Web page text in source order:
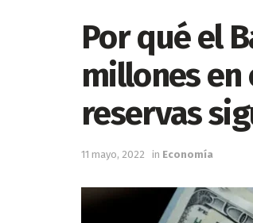
Por qué el
millones en
reservas
11 mayo, 2022 in Economía